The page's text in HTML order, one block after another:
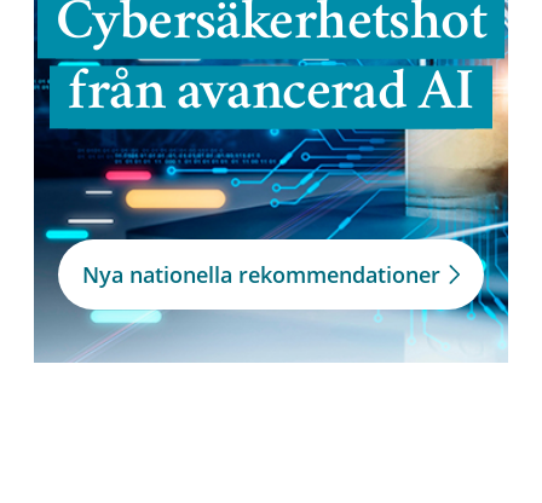
Cybersäkerhetshot
från avancerad AI
Nya nationella rekommendationer